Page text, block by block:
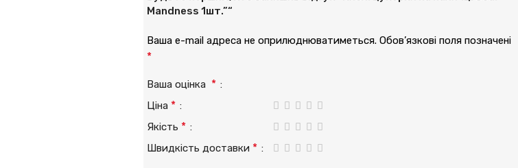
Mandness 1шт.”“
Ваша e-mail адреса не оприлюднюватиметься. Обов’язкові поля позначені
*
Ваша оцінка *
Ціна *
Якість *
Швидкість доставки *